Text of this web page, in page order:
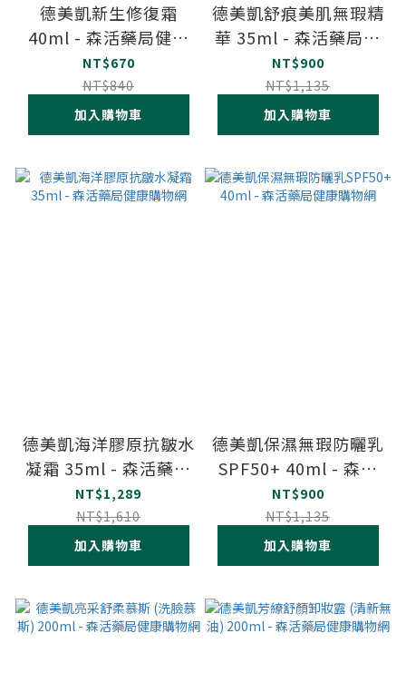
德美凱新生修復霜
40ml - 森活藥局健康
購物網
NT$670
NT$840
加入購物車
德美凱舒痕美肌無瑕精
華 35ml - 森活藥局健
康購物網
NT$900
NT$1,135
加入購物車
德美凱海洋膠原抗皺水
凝霜 35ml - 森活藥局
健康購物網
NT$1,289
NT$1,610
加入購物車
德美凱保濕無瑕防曬乳
SPF50+ 40ml - 森活
藥局健康購物網
NT$900
NT$1,135
加入購物車